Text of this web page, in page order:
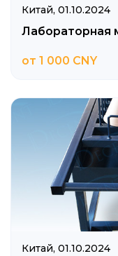
Китай, 01.10.2024
Лабораторная
от 1 000 CNY
Китай, 01.10.2024